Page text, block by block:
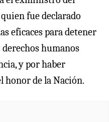
quien fue declarado
eficaces para detener
humanos
y por haber
honor de la Nación.